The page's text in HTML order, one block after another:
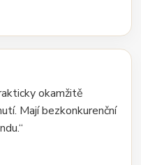
okamžitě
Mají bezkonkurenční